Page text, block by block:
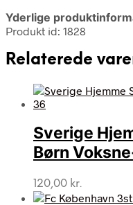
Yderlige
Produkt id: 1828
Relaterede
Sverige
Børn
120,00 kr.